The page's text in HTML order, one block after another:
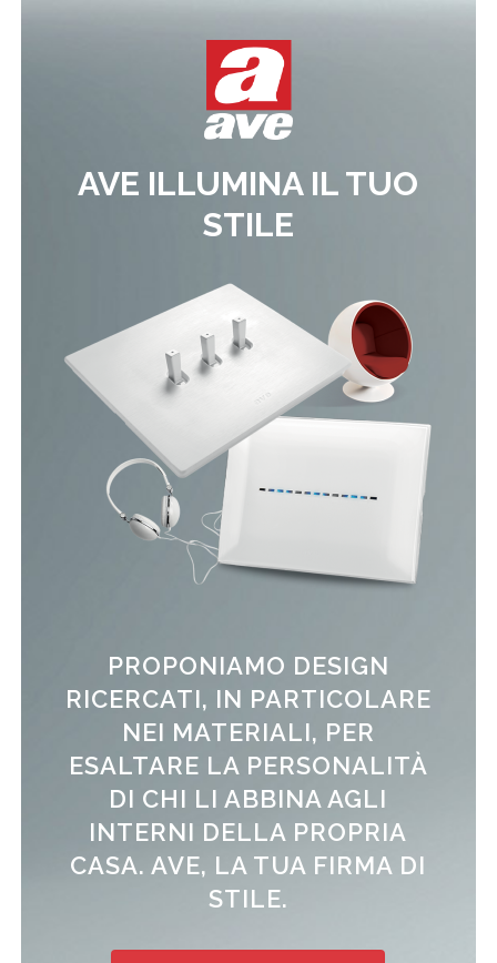
AVE ILLUMINA IL TUO
STILE
PROPONIAMO DESIGN
RICERCATI, IN PARTICOLARE
NEI MATERIALI, PER
ESALTARE LA PERSONALITÀ
DI CHI LI ABBINA AGLI
INTERNI DELLA PROPRIA
CASA. AVE, LA TUA FIRMA DI
STILE.